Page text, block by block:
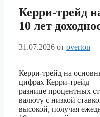
Керри-трейд
10 лет
31.07.2026 от overton
Керри-трейд на
цифрах Керри-трейд —
разнице процентных
валюту с низкой
высокой, получая